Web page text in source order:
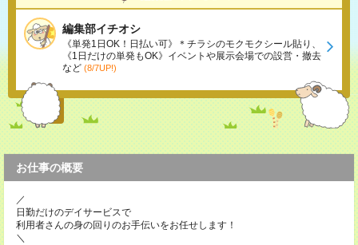
編集部イチオシ
《単発1日OK！日払い可》＊チラシのモクモクシール貼り、
《1日だけの単発もOK》イベントや展示会場での設営・撤去
など (8/7UP!)
お仕事の概要
／
日勤だけのデイサービスで
利用者さんの身の回りのお手伝いをお任せします！
＼